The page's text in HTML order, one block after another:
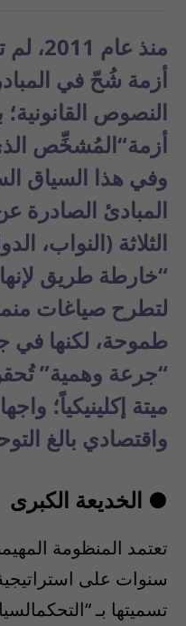
منذ عام لم
أزمة شح في
النصوص القانونية؛
أزمة“المشخص
وفي هذا السياق
المبادئ الصادرة
الثلاثة (النواب،
“خارطة طريق
لتطرح صياغات
طموحة، لكنها في
“جرعة وهمية”ت
ميتة إكلينيكياً؛
واقتصادي بالغ
● الخديعة الكبرى
تعتمد المنظومة
سنوات على
تسميتها بـ“التحكم